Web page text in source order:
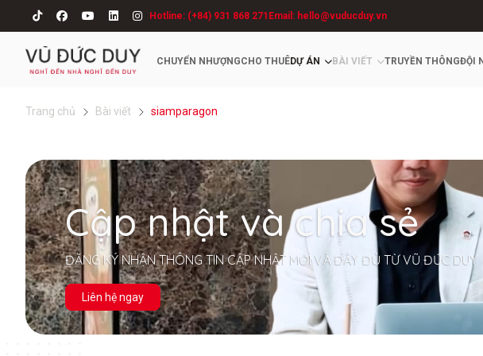
Hotline: (+84) 931 868 271 Email: hello@vuducduy.vn
CHUYỂN NHƯỢNGCHO THUÊDỰ ÁN BÀI VIẾT TRUYỀN THÔNGĐỘI
Trang chủ Bài viết siamparagon
Cập nhật và chia sẻ
ĐĂNG KÝ NHẬN THÔNG TIN CẬP NHẬT MỚI VÀ ĐẦY ĐỦ TỪ VŨ ĐỨC DUY
Liên hệ ngay